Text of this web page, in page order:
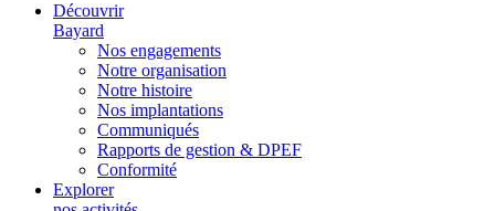
Découvrir
Bayard
Nos engagements
Notre organisation
Notre histoire
Nos implantations
Communiqués
Rapports de gestion & DPEF
Conformité
Explorer